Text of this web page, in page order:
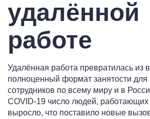
удалённой
работе
Удалённая работа превратилась из
полноценный формат занятости
сотрудников по всему миру и в
COVID-19 число людей, работающих
выросло, что поставило новые